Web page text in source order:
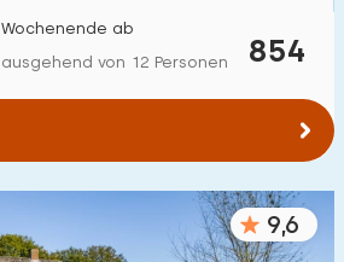
854
Wochenende ab
ausgehend von 12 Personen
9,6